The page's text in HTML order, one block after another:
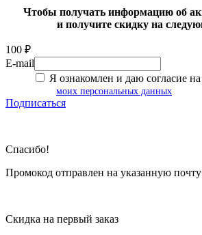
Чтобы получать информацию об
и получите скидку на
100 ₽
E-mail
Я ознакомлен и даю согласие
моих персональных данных
Подписаться
Спасибо!
Промокод отправлен на указанную почту
Скидка на первый заказ